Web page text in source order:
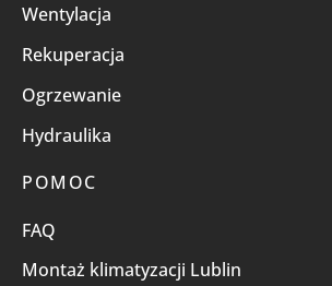
Wentylacja
Rekuperacja
Ogrzewanie
Hydraulika
POMOC
FAQ
Montaż klimatyzacji Lublin